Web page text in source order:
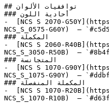
## توافقيات الألوان
### أحادية اللون
-  [NCS S 2070-
NCS_S_0575-G60Y)  —
### المكملة
-  [NCS S 2060-
NCS_S_3050-R50B)  —
### المتجانسة
-  [NCS S 1070-
NCS_S_1075-G90Y)  —
### المكملة المنفصلة
-  [NCS S 1070-
NCS_S_1070-R10B)  —